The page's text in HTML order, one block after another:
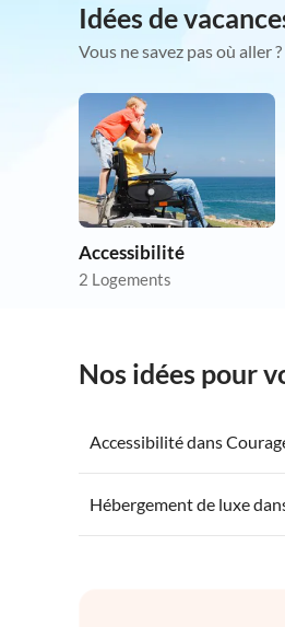
Idées de
Vous ne savez pas où aller
Accessibilité
2 Logements
Nos idées pour
Accessibilité dans